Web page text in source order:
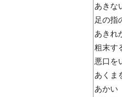
あきな
足の指
あきれ
粗末す
悪口を
あくま
あかい